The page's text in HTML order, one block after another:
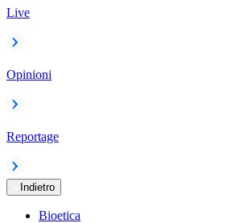
Live
Opinioni
Reportage
Indietro
Bioetica